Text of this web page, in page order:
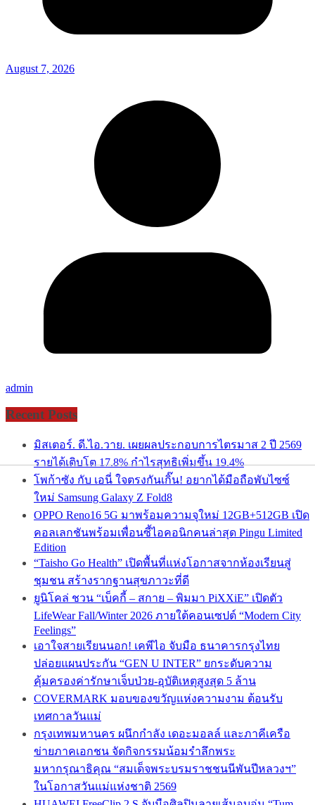
August 7, 2026
admin
Recent Posts
มิสเตอร์. ดี.ไอ.วาย. เผยผลประกอบการไตรมาส 2 ปี 2569
รายได้เติบโต 17.8% กำไรสุทธิเพิ่มขึ้น 19.4%
โพก้าซัง กับ เอนี่ ใจตรงกันเกิ๊น! อยากได้มือถือพับไซซ์
ใหม่ Samsung Galaxy Z Fold8
OPPO Reno16 5G มาพร้อมความจุใหม่ 12GB+512GB เปิด
คอลเลกชันพร้อมเพื่อนซี้ไอคอนิกคนล่าสุด Pingu Limited
Edition
“Taisho Go Health” เปิดพื้นที่แห่งโอกาสจากห้องเรียนสู่
ชุมชน สร้างรากฐานสุขภาวะที่ดี
ยูนิโคล่ ชวน “เบ็คกี้ – สกาย – พิมมา PiXXiE” เปิดตัว
LifeWear Fall/Winter 2026 ภายใต้คอนเซปต์ “Modern City
Feelings”
เอาใจสายเรียนนอก! เคพีไอ จับมือ ธนาคารกรุงไทย
ปล่อยแผนประกัน “GEN U INTER” ยกระดับความ
คุ้มครองค่ารักษาเจ็บป่วย-อุบัติเหตุสูงสุด 5 ล้าน
COVERMARK มอบของขวัญแห่งความงาม ต้อนรับ
เทศกาลวันแม่
กรุงเทพมหานคร ผนึกกำลัง เดอะมอลล์ และภาคีเครือ
ข่ายภาคเอกชน จัดกิจกรรมน้อมรำลึกพระ
มหากรุณาธิคุณ “สมเด็จพระบรมราชชนนีพันปีหลวงฯ”
ในโอกาสวันแม่แห่งชาติ 2569